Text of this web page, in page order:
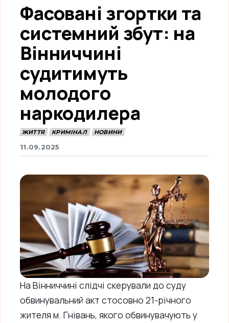
Фасовані згортки та
системний збут: на
Вінниччині
судитимуть
молодого
наркодилера
ЖИТТЯ КРИМІНАЛ НОВИНИ
11.09.2025
На Вінниччині слідчі скерували до суду
обвинувальний акт стосовно 21-річного
жителя м. Гнівань, якого обвинувачують у